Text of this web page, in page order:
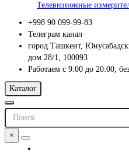
Телевизионные
+998 90 099-99-83
Телеграм канал
город Ташкент,
дом 28/1, 100093
Работаем с 9:00 до 20:00,
Каталог
×